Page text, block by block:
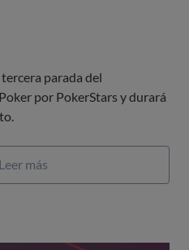
parada del
por PokerStars y durará
Leer más